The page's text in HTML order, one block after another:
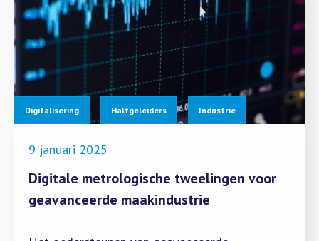
Digitalisering Halfgeleiders Industrie
9 januari 2025
Digitale metrologische tweelingen voor
geavanceerde maakindustrie